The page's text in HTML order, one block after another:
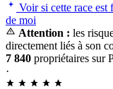
Voir si cette race est
de moi
Attention : les
directement liés à son
7 840 propriétaires sur
·